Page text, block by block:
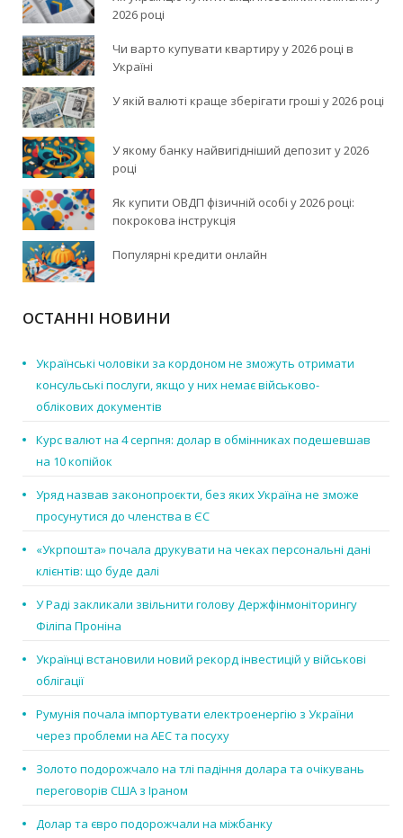
2026 році
Чи варто купувати квартиру у 2026 році в
Україні
У якій валюті краще зберігати гроші у 2026 році
У якому банку найвигідніший депозит у 2026
році
Як купити ОВДП фізичній особі у 2026 році:
покрокова інструкція
Популярні кредити онлайн
ОСТАННІ НОВИНИ
Українські чоловіки за кордоном не зможуть отримати
консульські послуги, якщо у них немає військово-
облікових документів
Курс валют на 4 серпня: долар в обмінниках подешевшав
на 10 копійок
Уряд назвав законопроєкти, без яких Україна не зможе
просунутися до членства в ЄС
«Укрпошта» почала друкувати на чеках персональні дані
клієнтів: що буде далі
У Раді закликали звільнити голову Держфінмоніторингу
Філіпа Проніна
Українці встановили новий рекорд інвестицій у військові
облігації
Румунія почала імпортувати електроенергію з України
через проблеми на АЕС та посуху
Золото подорожчало на тлі падіння долара та очікувань
переговорів США з Іраном
Долар та євро подорожчали на міжбанку